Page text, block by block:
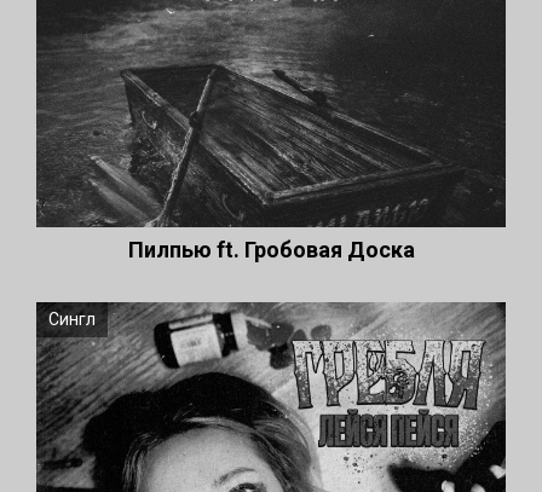
Пилпью ft. Гробовая Доска
Сингл